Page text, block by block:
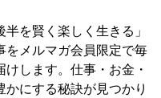
を賢く楽しく生きる」
をメルマガ会員限定で毎
します。仕事・お金・
にする秘訣が見つかり